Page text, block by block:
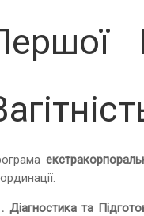
Діагностика та